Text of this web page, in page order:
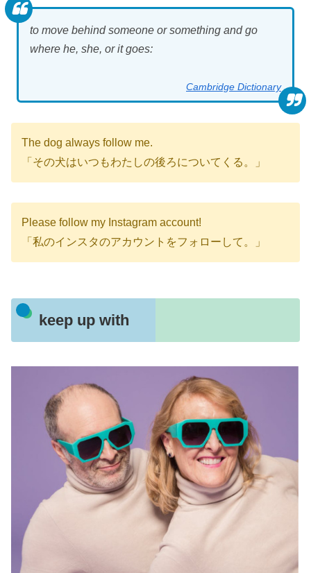
to move behind someone or something and go
where he, she, or it goes:
Cambridge Dictionary
The dog always follow me.
「その犬はいつもわたしの後ろについてくる。」
Please follow my Instagram account!
「私のインスタのアカウントをフォローして。」
keep up with